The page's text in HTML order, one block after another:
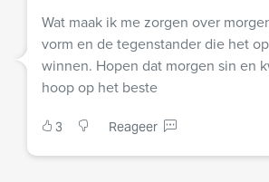
Wat maak ik me zorgen over
vorm en de tegenstander die het
winnen. Hopen dat morgen sin en
hoop op het beste
3 Reageer